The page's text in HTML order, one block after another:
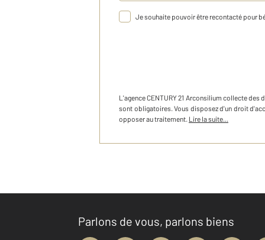
Je souhaite pouvoir être recontacté pour
L'agenceCENTURY 21 Arconsilium collecte des
sont obligatoires. Vous disposez d'un droit
opposer au traitement. Lire la suite...
Parlons de vous, parlons biens